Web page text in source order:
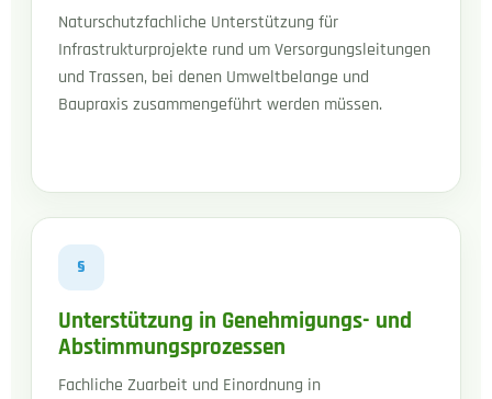
Naturschutzfachliche Unterstützung für
Infrastrukturprojekte rund um Versorgungsleitungen
und Trassen, bei denen Umweltbelange und
Baupraxis zusammengeführt werden müssen.
§
Unterstützung in Genehmigungs- und
Abstimmungsprozessen
Fachliche Zuarbeit und Einordnung in